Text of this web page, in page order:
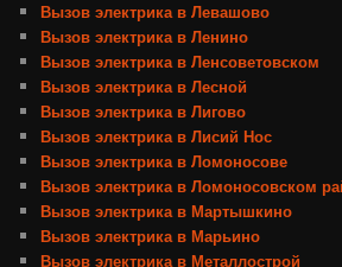
Вызов электрика в Левашово
Вызов электрика в Ленино
Вызов электрика в Ленсоветовском
Вызов электрика в Лесной
Вызов электрика в Лигово
Вызов электрика в Лисий Нос
Вызов электрика в Ломоносове
Вызов электрика в Ломоносовском
Вызов электрика в Мартышкино
Вызов электрика в Марьино
Вызов электрика в Металлострой